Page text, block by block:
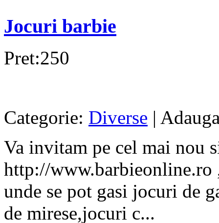
Jocuri barbie
Pret:250
Categorie: Diverse |
Va invitam pe cel mai nou
http://www.barbieonline.ro
unde se pot gasi jocuri de
de mirese,jocuri c...